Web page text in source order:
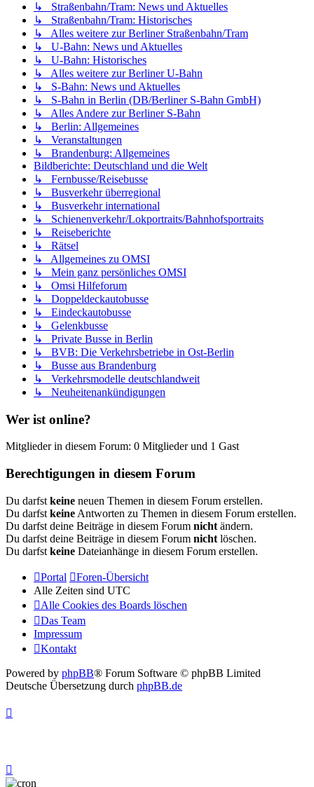
↳ Straßenbahn/Tram: News und Aktuelles
↳ Straßenbahn/Tram: Historisches
↳ Alles weitere zur Berliner Straßenbahn/Tram
↳ U-Bahn: News und Aktuelles
↳ U-Bahn: Historisches
↳ Alles weitere zur Berliner U-Bahn
↳ S-Bahn: News und Aktuelles
↳ S-Bahn in Berlin (DB/Berliner S-Bahn GmbH)
↳ Alles Andere zur Berliner S-Bahn
↳ Berlin: Allgemeines
↳ Veranstaltungen
↳ Brandenburg: Allgemeines
Bildberichte: Deutschland und die Welt
↳ Fernbusse/Reisebusse
↳ Busverkehr überregional
↳ Busverkehr international
↳ Schienenverkehr/Lokportraits/Bahnhofsportraits
↳ Reiseberichte
↳ Rätsel
↳ Allgemeines zu OMSI
↳ Mein ganz persönliches OMSI
↳ Omsi Hilfeforum
↳ Doppeldeckautobusse
↳ Eindeckautobusse
↳ Gelenkbusse
↳ Private Busse in Berlin
↳ BVB: Die Verkehrsbetriebe in Ost-Berlin
↳ Busse aus Brandenburg
↳ Verkehrsmodelle deutschlandweit
↳ Neuheitenankündigungen
Wer ist online?
Mitglieder in diesem Forum: 0 Mitglieder und 1 Gast
Berechtigungen in diesem Forum
Du darfst keine neuen Themen in diesem Forum erstellen.
Du darfst keine Antworten zu Themen in diesem Forum erstellen.
Du darfst deine Beiträge in diesem Forum nicht ändern.
Du darfst deine Beiträge in diesem Forum nicht löschen.
Du darfst keine Dateianhänge in diesem Forum erstellen.
Portal
Foren-Übersicht
Alle Zeiten sind UTC
Alle Cookies des Boards löschen
Das Team
Impressum
Kontakt
Powered by phpBB® Forum Software © phpBB Limited
Deutsche Übersetzung durch phpBB.de